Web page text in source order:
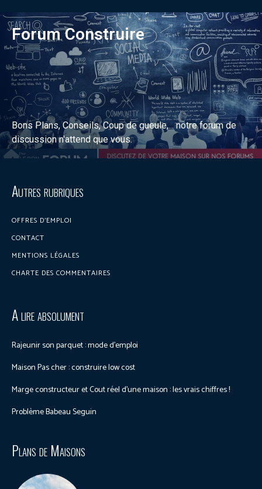
Forum Construire
Bons Plans, Conseils, Coup de gueule,... notre forum de
discussion n'attend que vous.
Autres rubriques
OFFRES D’EMPLOI
CONTACT
MENTIONS LÉGALES
CHARTE DES COMMENTAIRES
A lire absolument
Rajeunir son parquet : mode d’emploi
Maison Pas cher : construire low cost
Marge constructeur et Cout réel d’une maison : les vrais chiffres !
Problème Babeau Seguin
Plans de Maisons